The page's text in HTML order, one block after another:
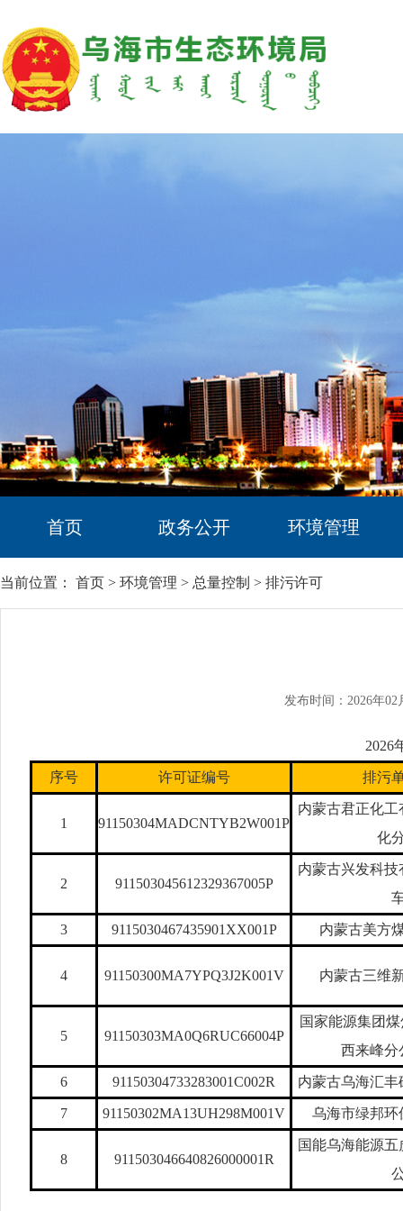
首页 政务公开 环境管理
当前位置： 首页 > 环境管理 > 总量控制 > 排污许可
发布时间：2026年02
2026
序号 许可证编号 排污
1 91150304MADCNTYB2W001P
内蒙古君正化
化
2 911503045612329367005P
内蒙古兴发科
3 9115030467435901XX001P 内蒙古美方
4 91150300MA7YPQ3J2K001V 内蒙古三维
5 91150303MA0Q6RUC66004P
国家能源集团
西来峰分
6 91150304733283001C002R 内蒙古乌海汇
7 91150302MA13UH298M001V 乌海市绿邦环
8 911503046640826000001R
国能乌海能源